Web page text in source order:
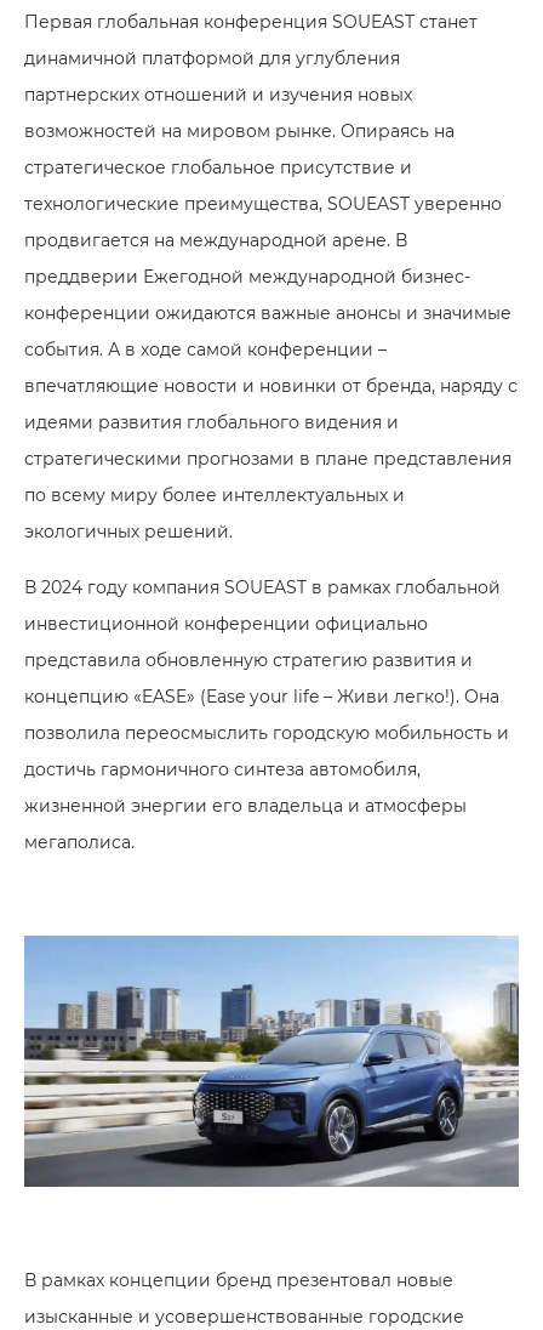
Первая глобальная конференция SOUEAST станет
динамичной платформой для углубления
партнерских отношений и изучения новых
возможностей на мировом рынке. Опираясь на
стратегическое глобальное присутствие и
технологические преимущества, SOUEAST уверенно
продвигается на международной арене. В
преддверии Ежегодной международной бизнес-
конференции ожидаются важные анонсы и значимые
события. А в ходе самой конференции –
впечатляющие новости и новинки от бренда, наряду с
идеями развития глобального видения и
стратегическими прогнозами в плане представления
по всему миру более интеллектуальных и
экологичных решений.
В 2024 году компания SOUEAST в рамках глобальной
инвестиционной конференции официально
представила обновленную стратегию развития и
концепцию «EASE» (Ease your life – Живи легко!). Она
позволила переосмыслить городскую мобильность и
достичь гармоничного синтеза автомобиля,
жизненной энергии его владельца и атмосферы
мегаполиса.
В рамках концепции бренд презентовал новые
изысканные и усовершенствованные городские